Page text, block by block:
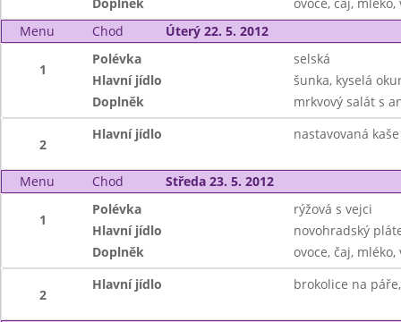
Menu
Chod Úterý 22. 5. 2012
1
Polévka
selská
Hlavní jídlo
šunka, kyselá
Doplněk
mrkvový salát s
2
Hlavní jídlo nastavovaná
Menu Chod Středa 23. 5. 2012
1
Polévka
rýžová s vejci
Hlavní jídlo
novohradský
Doplněk
ovoce, čaj,
2
Hlavní jídlo brokolice na